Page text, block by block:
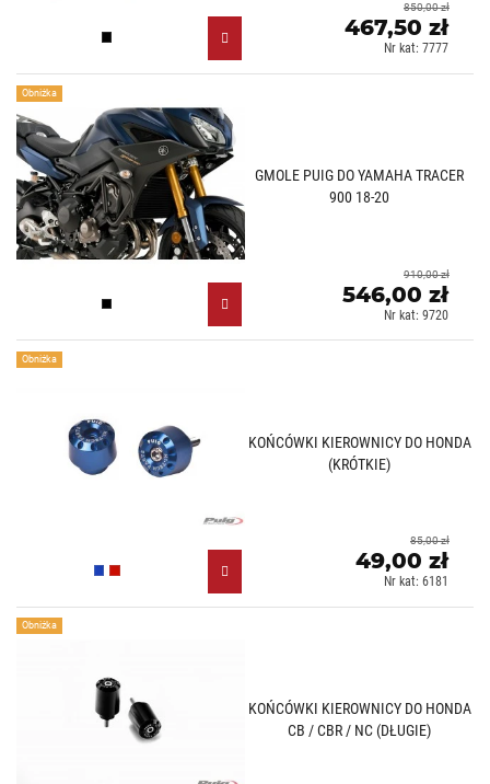
Czarny (N)
467,50 zł
850,00 zł
Nr kat: 7777
GMOLE PUIG DO YAMAHA TRACER
900 18-20
Czarny (N)
Obniżka
546,00 zł
910,00 zł
Nr kat: 9720
KOŃCÓWKI KIEROWNICY DO HONDA
(KRÓTKIE)
Niebieski (A)
Czerwony (R)
Obniżka
49,00 zł
85,00 zł
Nr kat: 6181
KOŃCÓWKI KIEROWNICY DO HONDA
CB / CBR / NC (DŁUGIE)
Obniżka